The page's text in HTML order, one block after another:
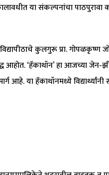
या संकल्पनांचा पाठपुरावा
कुलगुरू प्रा. गोपळकृष्ण
आहोत. ‘हॅकाथॉन’ हा आजच्या जेन-
आहे. या हॅकाथॉनमध्ये